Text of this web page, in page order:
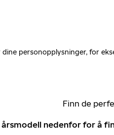
dine personopplysninger, for
Finn de
årsmodell nedenfor for å